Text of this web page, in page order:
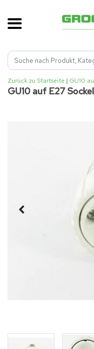
Zurück zu Startseite | GU10
GU10 auf E27